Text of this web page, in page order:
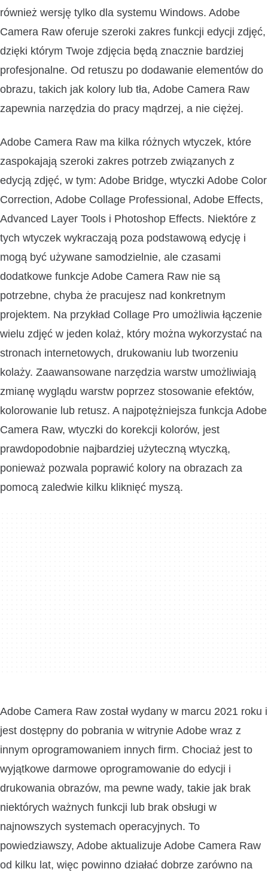
również wersję tylko dla systemu Windows. Adobe
Camera Raw oferuje szeroki zakres funkcji edycji zdjęć,
dzięki którym Twoje zdjęcia będą znacznie bardziej
profesjonalne. Od retuszu po dodawanie elementów do
obrazu, takich jak kolory lub tła, Adobe Camera Raw
zapewnia narzędzia do pracy mądrzej, a nie ciężej.
Adobe Camera Raw ma kilka różnych wtyczek, które
zaspokajają szeroki zakres potrzeb związanych z
edycją zdjęć, w tym: Adobe Bridge, wtyczki Adobe Color
Correction, Adobe Collage Professional, Adobe Effects,
Advanced Layer Tools i Photoshop Effects. Niektóre z
tych wtyczek wykraczają poza podstawową edycję i
mogą być używane samodzielnie, ale czasami
dodatkowe funkcje Adobe Camera Raw nie są
potrzebne, chyba że pracujesz nad konkretnym
projektem. Na przykład Collage Pro umożliwia łączenie
wielu zdjęć w jeden kolaż, który można wykorzystać na
stronach internetowych, drukowaniu lub tworzeniu
kolaży. Zaawansowane narzędzia warstw umożliwiają
zmianę wyglądu warstw poprzez stosowanie efektów,
kolorowanie lub retusz. A najpotężniejsza funkcja Adobe
Camera Raw, wtyczki do korekcji kolorów, jest
prawdopodobnie najbardziej użyteczną wtyczką,
ponieważ pozwala poprawić kolory na obrazach za
pomocą zaledwie kilku kliknięć myszą.
Adobe Camera Raw został wydany w marcu 2021 roku i
jest dostępny do pobrania w witrynie Adobe wraz z
innym oprogramowaniem innych firm. Chociaż jest to
wyjątkowe darmowe oprogramowanie do edycji i
drukowania obrazów, ma pewne wady, takie jak brak
niektórych ważnych funkcji lub brak obsługi w
najnowszych systemach operacyjnych. To
powiedziawszy, Adobe aktualizuje Adobe Camera Raw
od kilku lat, więc powinno działać dobrze zarówno na